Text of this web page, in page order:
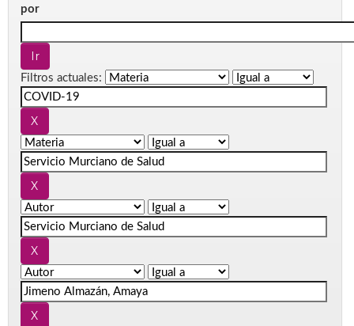
por
Filtros actuales: